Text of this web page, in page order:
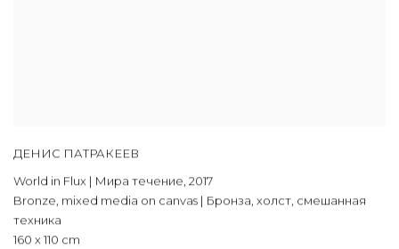
ДЕНИС ПАТРАКЕЕВ
World in Flux | Мира течение, 2017
Bronze, mixed media on canvas | Бронза, холст, смешанная
техника
160 х 110 cm